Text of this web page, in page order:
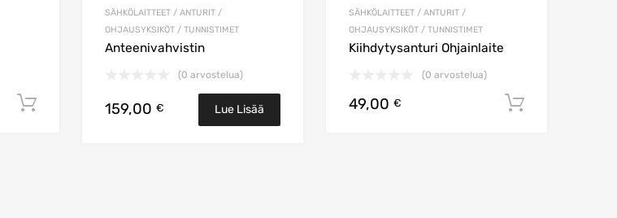
Lisää ostoskoriin
SÄHKÖLAITTEET / ANTURIT /
OHJAUSYKSIKÖT / TUNNISTIMET
Anteenivahvistin
(0 arvostelua)
159,00 € Lue Lisää
SÄHKÖLAITTEET / ANTURIT /
OHJAUSYKSIKÖT / TUNNISTIMET
Kiihdytysanturi Ohjainlaite
(0 arvostelua)
49,00 €